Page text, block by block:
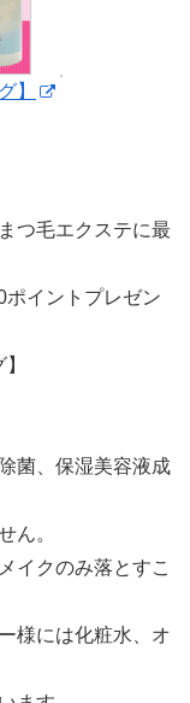
】
つ毛エクステに最
ポイントプレゼン
菌、保湿美容液成
ん。
イクのみ落とすこ
様には化粧水、オ